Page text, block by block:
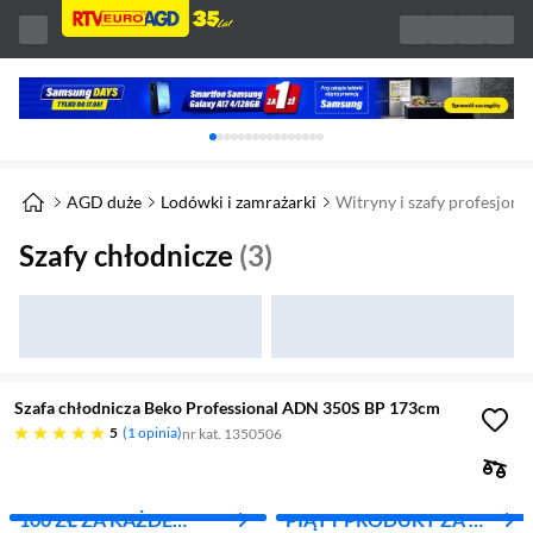
Karuzela z banerami, aktualny element 1 z
AGD duże Lodówki i zamrażarki Witryny i szafy
Szafy chłodnicze (3)
Szafa chłodnicza Beko Professional ADN 350S BP 173cm
5
pięć gwiazdek 1 opinia nr kat. 1350506
100 ZŁ ZA KAŻDE
PIĄTY PRODUKT ZA 1